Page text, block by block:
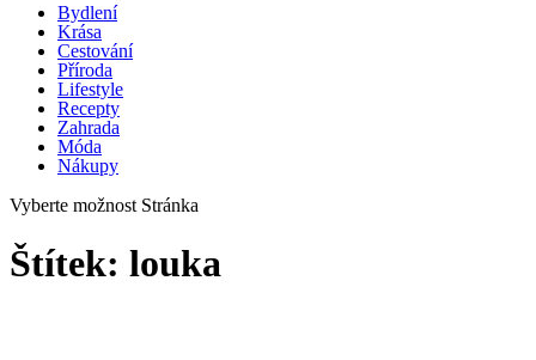
Bydlení
Krása
Cestování
Příroda
Lifestyle
Recepty
Zahrada
Móda
Nákupy
Vyberte možnost Stránka
Štítek: louka